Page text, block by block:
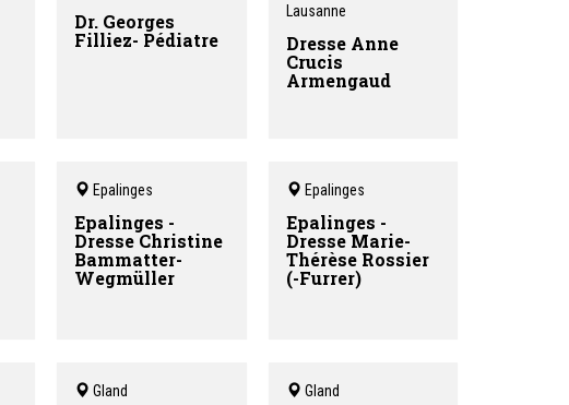
Dr. Georges
Filliez- Pédiatre
Lausanne
Dresse Anne
Crucis
Armengaud
Epalinges
Epalinges -
Dresse Christine
Bammatter-
Wegmüller
Epalinges
Epalinges -
Dresse Marie-
Thérèse Rossier
(-Furrer)
Gland Gland